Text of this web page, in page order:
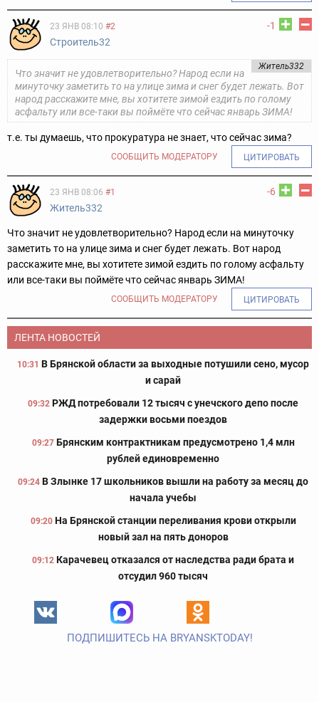
-1
23 ЯНВ 08:10 #2
Строитель32
Житель332
Что значит не удовлетворительно? Народ если на
минуточку заметить то на улице зима и снег будет лежать. Вот
народ расскажите мне, вы хотитете зимой ездить по голому
асфальту или все-таки вы поймёте что сейчас январь ЗИМА!
т.е. ты думаешь, что прокуратура не знает, что сейчас зима?
СООБЩИТЬ МОДЕРАТОРУ ЦИТИРОВАТЬ
-6
23 ЯНВ 08:06 #1
Житель332
Что значит не удовлетворительно? Народ если на минуточку
заметить то на улице зима и снег будет лежать. Вот народ
расскажите мне, вы хотитете зимой ездить по голому асфальту
или все-таки вы поймёте что сейчас январь ЗИМА!
СООБЩИТЬ МОДЕРАТОРУ ЦИТИРОВАТЬ
ЛЕНТА НОВОСТЕЙ
10:31 В Брянской области за выходные потушили сено, мусор
и сарай
09:32 РЖД потребовали 12 тысяч с унечского депо после
задержки восьми поездов
09:27 Брянским контрактникам предусмотрено 1,4 млн
рублей единовременно
09:24 В Злынке 17 школьников вышли на работу за месяц до
начала учебы
09:20 На Брянской станции переливания крови открыли
новый зал на пять доноров
09:12 Карачевец отказался от наследства ради брата и
отсудил 960 тысяч
ПОДПИШИТЕСЬ НА BRYANSKTODAY!